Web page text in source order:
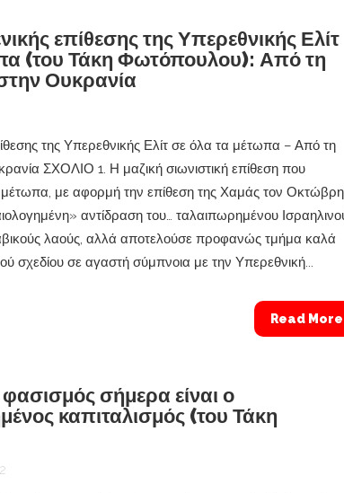
επίθεσης της Υπερεθνικής Ελίτ
(του Τάκη Φωτόπουλου): Από τη
Ουκρανία
της Υπερεθνικής Ελίτ σε όλα τα μέτωπα – Από τη
ΣΧΟΛΙΟ 1. Η μαζική σιωνιστική επίθεση που
με αφορμή την επίθεση της Χαμάς τον Οκτώβρη,
αντίδραση του… ταλαιπωρημένου
λαούς, αλλά αποτελούσε προφανώς τμήμα καλά
σχεδίου σε αγαστή σύμπνοια με την Υπερεθνική...
Read More
σήμερα είναι ο
καπιταλισμός (του Τάκη